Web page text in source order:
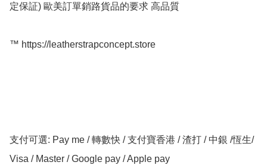
定保証) 歐美訂單銷路貨品的要求 高品質
™️ https://leatherstrapconcept.store
支付可選: Pay me / 轉數快 / 支付寶香港 / 渣打 / 中銀 /恆生/
Visa / Master / Google pay / Apple pay